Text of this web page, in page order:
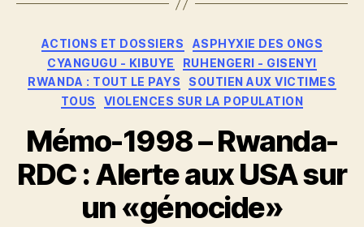
Catégories
ACTIONS ET DOSSIERS
ASPHYXIE DES ONGS
CYANGUGU - KIBUYE
RUHENGERI - GISENYI
RWANDA : TOUT LE PAYS
SOUTIEN AUX VICTIMES
TOUS
VIOLENCES SUR LA POPULATION
Mémo-1998 – Rwanda-
RDC : Alerte aux USA sur
un «génocide»